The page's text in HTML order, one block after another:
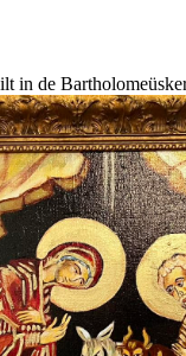
in de